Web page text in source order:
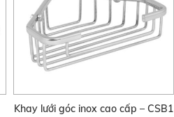
Khay lưới góc inox cao cấp – CSB1